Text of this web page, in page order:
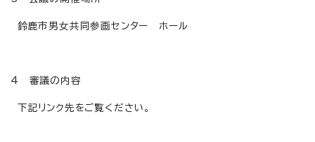
鈴鹿市男女共同参画センター ホール
4 審議の内容
下記リンク先をご覧ください。